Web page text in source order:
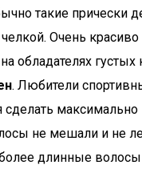
такие прически
Очень красиво
обладателях густых
. Любители
сделать
не мешали и не
длинные